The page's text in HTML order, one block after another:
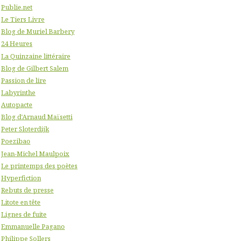
Publie.net
Le Tiers Livre
Blog de Muriel Barbery
24 Heures
La Quinzaine littéraire
Blog de Gilbert Salem
Passion de lire
Labyrinthe
Autopacte
Blog d'Arnaud Maïsetti
Peter Sloterdijk
Poezibao
Jean-Michel Maulpoix
Le printemps des poètes
Hyperfiction
Rebuts de presse
Litote en tête
Lignes de fuite
Emmanuelle Pagano
Philippe Sollers